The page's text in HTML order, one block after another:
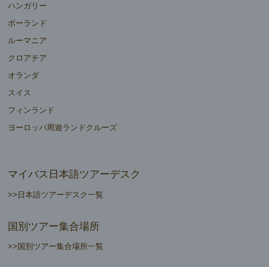
ハンガリー
ポーランド
ルーマニア
クロアチア
オランダ
スイス
フィンランド
ヨーロッパ周遊ランドクルーズ
マイバス日本語ツアーデスク
>>日本語ツアーデスク一覧
国別ツアー集合場所
>>国別ツアー集合場所一覧